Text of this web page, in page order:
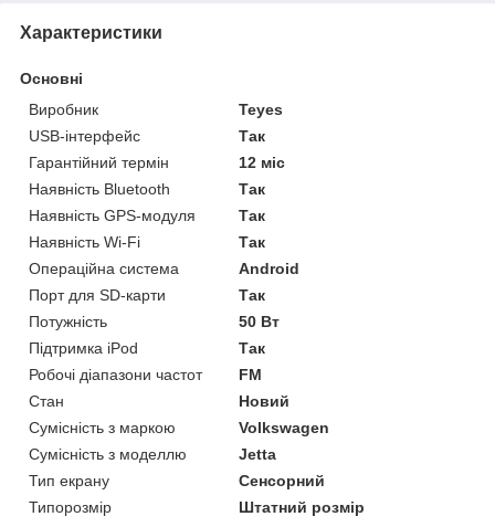
Характеристики
Основні
Виробник
Teyes
USB-інтерфейс
Так
Гарантійний термін
12 міс
Наявність Bluetooth
Так
Наявність GPS-модуля
Так
Наявність Wi-Fi
Так
Операційна система
Android
Порт для SD-карти
Так
Потужність
50 Вт
Підтримка iPod
Так
Робочі діапазони частот
FM
Стан
Новий
Сумісність з маркою
Volkswagen
Сумісність з моделлю
Jetta
Тип екрану
Сенсорний
Типорозмір
Штатний розмір